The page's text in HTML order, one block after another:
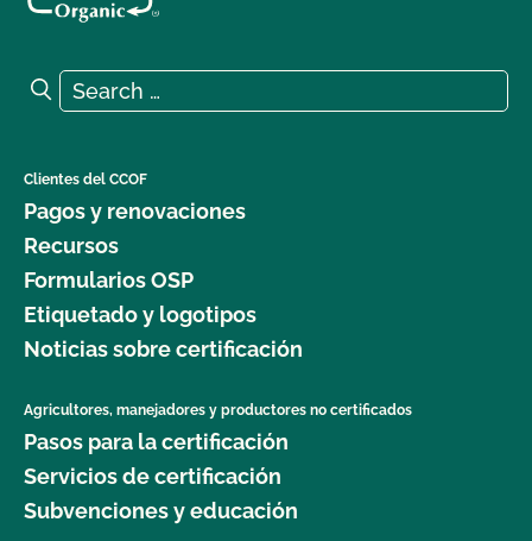
Search for:
Search
Clientes del CCOF
Pagos y renovaciones
Recursos
Formularios OSP
Etiquetado y logotipos
Noticias sobre certificación
Agricultores, manejadores y productores no certificados
Pasos para la certificación
Servicios de certificación
Subvenciones y educación